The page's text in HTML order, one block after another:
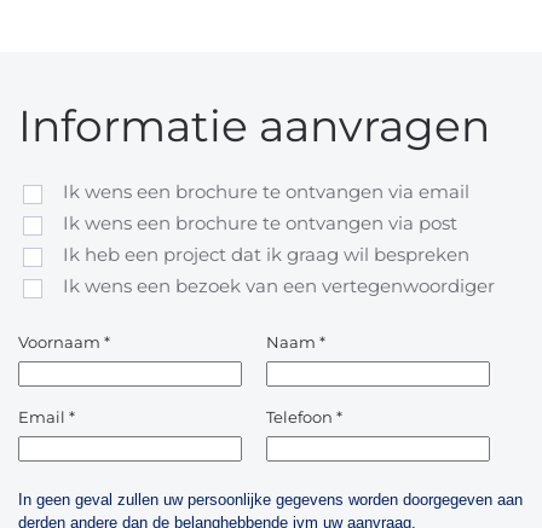
Informatie aanvragen
Ik wens een brochure te ontvangen via email
Ik wens een brochure te ontvangen via post
Ik heb een project dat ik graag wil bespreken
Ik wens een bezoek van een vertegenwoordiger
Voornaam * Naam *
Email * Telefoon *
In geen geval zullen uw persoonlijke gegevens worden doorgegeven aan
derden andere dan de belanghebbende ivm uw aanvraag.